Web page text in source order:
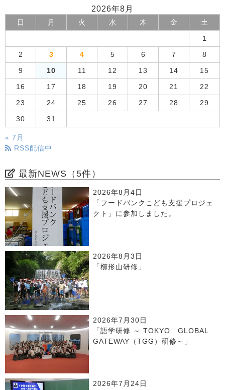
2026年8月
日 月 火 水 木 金 土
1
2 3 4 5 6 7 8
9 10 11 12 13 14 15
16 17 18 19 20 21 22
23 24 25 26 27 28 29
30 31
« 7月
RSS配信中
最新NEWS（5件）
2026年8月4日
「フードバンクこども支援プロジェ
クト」に参加しました。
2026年8月3日
「櫛形山研修」
2026年7月30日
「語学研修 ～ TOKYO GLOBAL
GATEWAY（TGG）研修～」
2026年7月24日